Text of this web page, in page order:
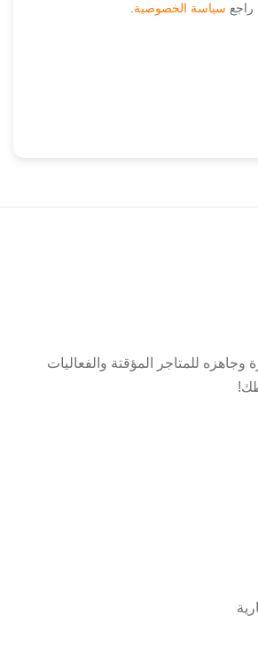
راجع سياسة الخصوصية
للمتاجر المؤقتة والفعاليات